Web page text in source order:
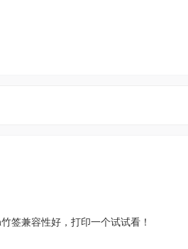
签兼容性好，打印一个试试看！